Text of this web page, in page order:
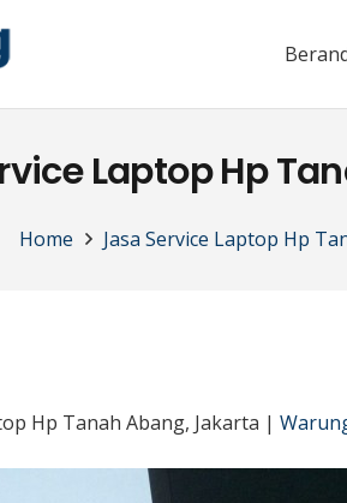
Laptop Hp
Home Jasa Service Laptop Hp
Hp Tanah Abang, Jakarta |